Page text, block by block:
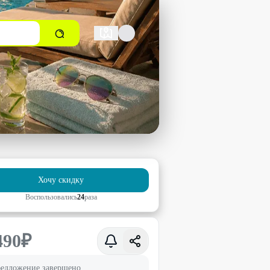
Хочу скидку
Воспользовались24раза
₽
завершено